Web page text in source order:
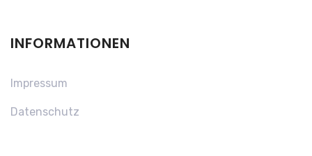
INFORMATIONEN
Impressum
Datenschutz